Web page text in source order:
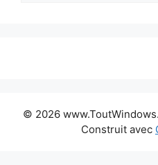
© 2026
Construit avec